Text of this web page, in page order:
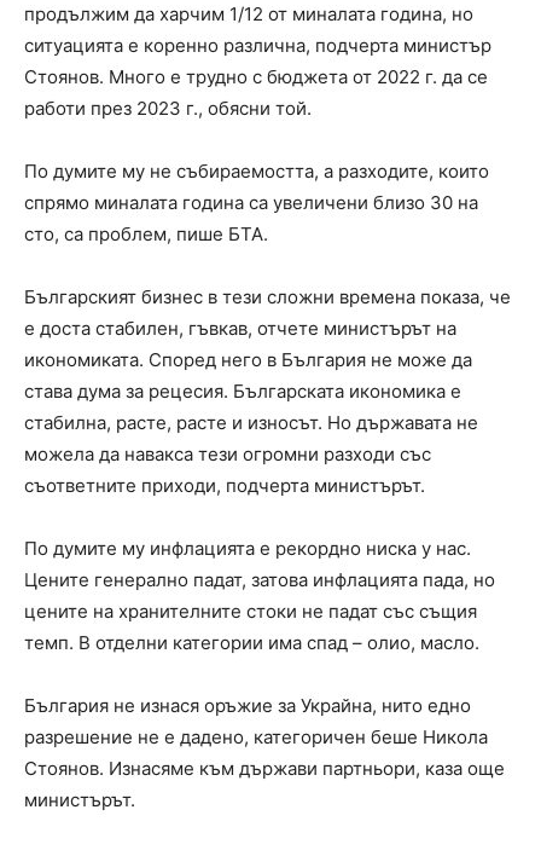
продължим да харчим 1/12 от миналата година, но
ситуацията е коренно различна, подчерта министър
Стоянов. Много е трудно с бюджета от 2022 г. да се
работи през 2023 г., обясни той.
По думите му не събираемостта, а разходите, които
спрямо миналата година са увеличени близо 30 на
сто, са проблем, пише БТА.
Българският бизнес в тези сложни времена показа, че
е доста стабилен, гъвкав, отчете министърът на
икономиката. Според него в България не може да
става дума за рецесия. Българската икономика е
стабилна, расте, расте и износът. Но държавата не
можела да навакса тези огромни разходи със
съответните приходи, подчерта министърът.
По думите му инфлацията е рекордно ниска у нас.
Цените генерално падат, затова инфлацията пада, но
цените на хранителните стоки не падат със същия
темп. В отделни категории има спад – олио, масло.
България не изнася оръжие за Украйна, нито едно
разрешение не е дадено, категоричен беше Никола
Стоянов. Изнасяме към държави партньори, каза още
министърът.